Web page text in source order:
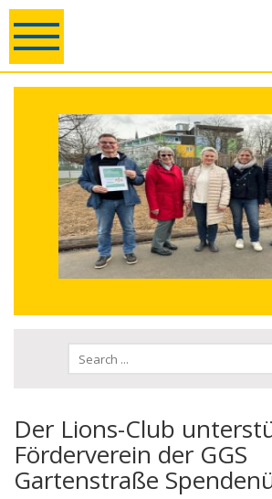
Der Lions-Club
Förderverein der GGS
Gartenstraße